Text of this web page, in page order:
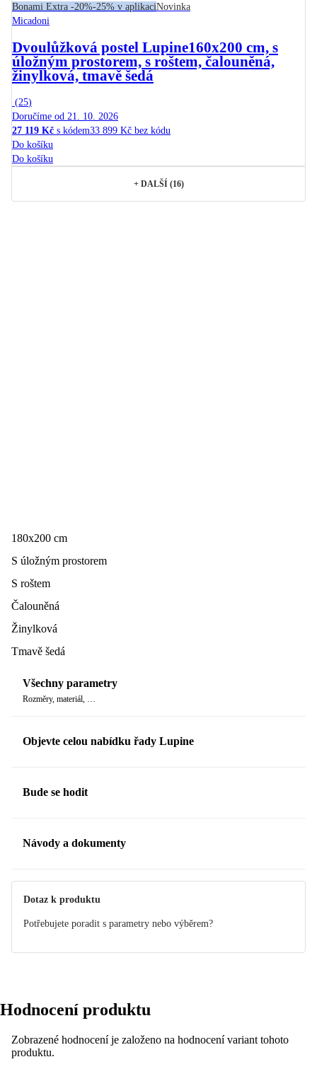
Bonami Extra -20%-25% v aplikaciNovinka
Micadoni
Dvoulůžková postel Lupine160x200 cm, s
úložným prostorem, s roštem, čalouněná,
žinylková, tmavě šedá
(25)
Doručíme od 21. 10. 2026
27 119 Kč s kódem33 899 Kč bez kódu
Do košíku
Do košíku
+ DALŠÍ (16)
180x200 cm
S úložným prostorem
S roštem
Čalouněná
Žinylková
Tmavě šedá
Všechny parametry
Rozměry, materiál, …
Objevte celou nabídku řady Lupine
Bude se hodit
Návody a dokumenty
Dotaz k produktu
Potřebujete poradit s parametry nebo výběrem?
Hodnocení produktu
Zobrazené hodnocení je založeno na hodnocení variant tohoto
produktu.